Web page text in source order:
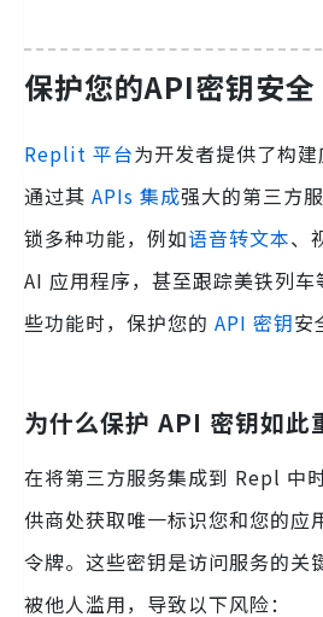
保护您的API密钥安全
Replit 平台为开发者提供了构
通过其 APIs 集成强大的第三方
锁多种功能，例如语音转文本、
AI 应用程序，甚至跟踪美铁列
些功能时，保护您的 API 密钥安
为什么保护 API 密钥如此
在将第三方服务集成到 Repl 中
供商处获取唯一标识您和您的应
令牌。这些密钥是访问服务的关
被他人滥用，导致以下风险：